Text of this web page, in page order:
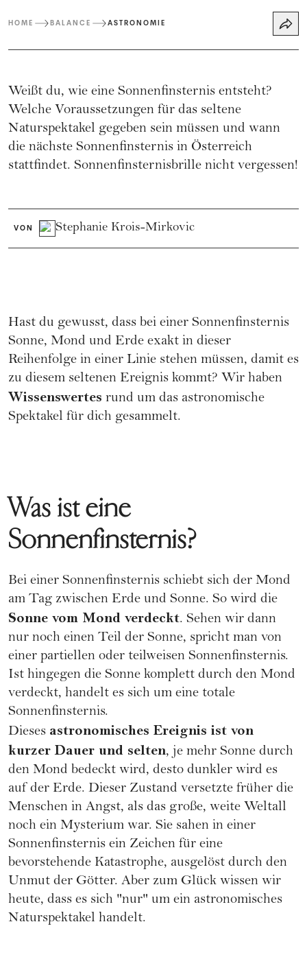
HOME BALANCE ASTRONOMIE
Weißt du, wie eine Sonnenfinsternis entsteht?
Welche Voraussetzungen für das seltene
Naturspektakel gegeben sein müssen und wann
die nächste Sonnenfinsternis in Österreich
stattfindet. Sonnenfinsternisbrille nicht vergessen!
VON Stephanie Krois-Mirkovic
Hast du gewusst, dass bei einer Sonnenfinsternis
Sonne, Mond und Erde exakt in dieser
Reihenfolge in einer Linie stehen müssen, damit es
zu diesem seltenen Ereignis kommt? Wir haben
Wissenswertes rund um das astronomische
Spektakel für dich gesammelt.
Was ist eine
Sonnenfinsternis?
Bei einer Sonnenfinsternis schiebt sich der Mond
am Tag zwischen Erde und Sonne. So wird die
Sonne vom Mond verdeckt. Sehen wir dann
nur noch einen Teil der Sonne, spricht man von
einer partiellen oder teilweisen Sonnenfinsternis.
Ist hingegen die Sonne komplett durch den Mond
verdeckt, handelt es sich um eine totale
Sonnenfinsternis.
Dieses astronomisches Ereignis ist von
kurzer Dauer und selten, je mehr Sonne durch
den Mond bedeckt wird, desto dunkler wird es
auf der Erde. Dieser Zustand versetzte früher die
Menschen in Angst, als das große, weite Weltall
noch ein Mysterium war. Sie sahen in einer
Sonnenfinsternis ein Zeichen für eine
bevorstehende Katastrophe, ausgelöst durch den
Unmut der Götter. Aber zum Glück wissen wir
heute, dass es sich "nur" um ein astronomisches
Naturspektakel handelt.